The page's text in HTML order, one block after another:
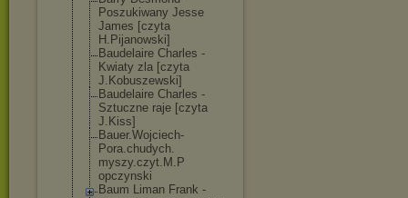
Poszukiwany Jesse
James [czyta
H.Pijanowski]
Baudelaire Charles -
Kwiaty zla [czyta
J.Kobuszewski]
Baudelaire Charles -
Sztuczne raje [czyta
J.Kiss]
Bauer.Wojciech-
Pora.chudych.
myszy.czyt.M.P
opczynski
Baum Liman Frank -